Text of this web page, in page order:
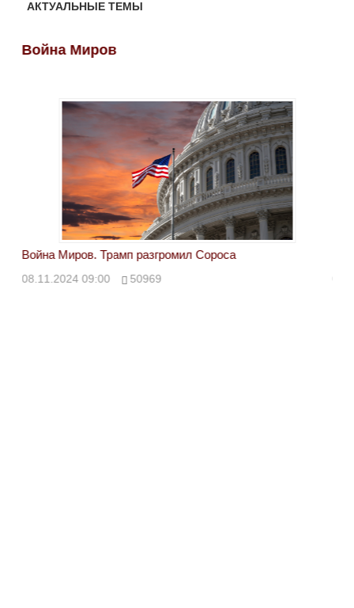
АКТУАЛЬНЫЕ ТЕМЫ
Война Миров
Война Миров. Трамп разгромил Сороса
08.11.2024 09:00 50969